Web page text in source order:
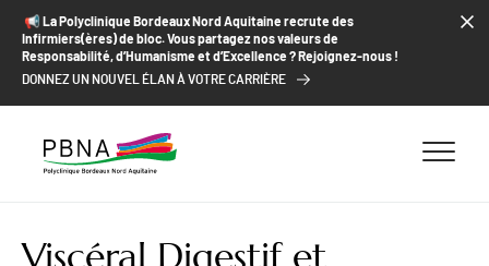
ALLER AU CONTENU
ALLER AU MENU
ALLER À LA RECHERCHE
📢​ La Polyclinique Bordeaux Nord Aquitaine recrute des
Infirmiers(ères) de bloc. Vous partagez nos valeurs de
Responsabilité, d’Humanisme et d’Excellence ? Rejoignez-nous !
DONNEZ UN NOUVEL ÉLAN À VOTRE CARRIÈRE